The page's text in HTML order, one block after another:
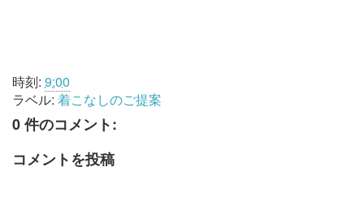
時刻: 9:00
ラベル: 着こなしのご提案
0 件のコメント:
コメントを投稿